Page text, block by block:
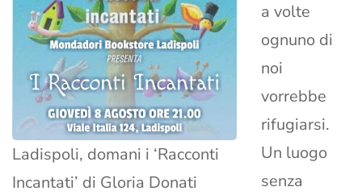
Ladispoli, domani i ‘Racconti
Incantati’ di Gloria Donati
a volte
ognuno di
noi
vorrebbe
rifugiarsi.
Un luogo
senza